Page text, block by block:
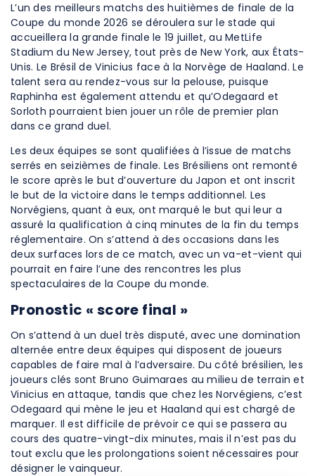
L’un des meilleurs matchs des huitièmes de finale de la
Coupe du monde 2026 se déroulera sur le stade qui
accueillera la grande finale le 19 juillet, au MetLife
Stadium du New Jersey, tout près de New York, aux États-
Unis. Le Brésil de Vinicius face à la Norvège de Haaland. Le
talent sera au rendez-vous sur la pelouse, puisque
Raphinha est également attendu et qu’Odegaard et
Sorloth pourraient bien jouer un rôle de premier plan
dans ce grand duel.
Les deux équipes se sont qualifiées à l’issue de matchs
serrés en seizièmes de finale. Les Brésiliens ont remonté
le score après le but d’ouverture du Japon et ont inscrit
le but de la victoire dans le temps additionnel. Les
Norvégiens, quant à eux, ont marqué le but qui leur a
assuré la qualification à cinq minutes de la fin du temps
réglementaire. On s’attend à des occasions dans les
deux surfaces lors de ce match, avec un va-et-vient qui
pourrait en faire l’une des rencontres les plus
spectaculaires de la Coupe du monde.
Pronostic « score final »
On s’attend à un duel très disputé, avec une domination
alternée entre deux équipes qui disposent de joueurs
capables de faire mal à l’adversaire. Du côté brésilien, les
joueurs clés sont Bruno Guimaraes au milieu de terrain et
Vinicius en attaque, tandis que chez les Norvégiens, c’est
Odegaard qui mène le jeu et Haaland qui est chargé de
marquer. Il est difficile de prévoir ce qui se passera au
cours des quatre-vingt-dix minutes, mais il n’est pas du
tout exclu que les prolongations soient nécessaires pour
désigner le vainqueur.